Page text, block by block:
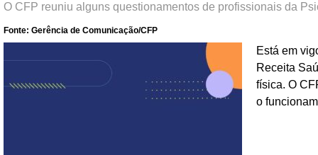
O CFP reuniu alguns questionamentos de profissionais da
Fonte: Gerência de Comunicação/CFP
Está em
Receita
física. O
o